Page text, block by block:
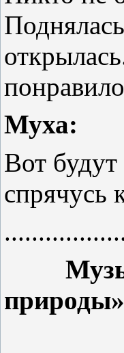
Муха:
Вот
спрячусь
природы»